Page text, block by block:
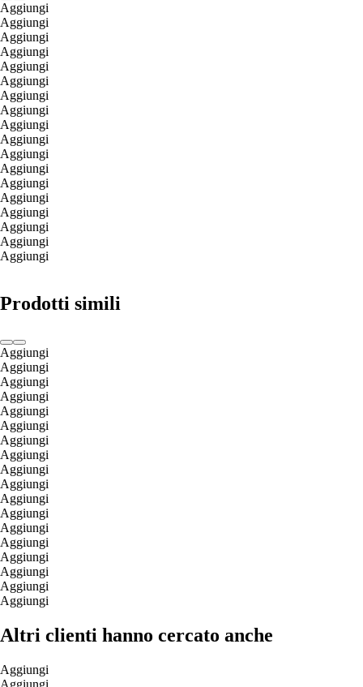
Aggiungi
Aggiungi
Aggiungi
Aggiungi
Aggiungi
Aggiungi
Aggiungi
Aggiungi
Aggiungi
Aggiungi
Aggiungi
Aggiungi
Aggiungi
Aggiungi
Aggiungi
Aggiungi
Aggiungi
Aggiungi
Prodotti simili
Aggiungi
Aggiungi
Aggiungi
Aggiungi
Aggiungi
Aggiungi
Aggiungi
Aggiungi
Aggiungi
Aggiungi
Aggiungi
Aggiungi
Aggiungi
Aggiungi
Aggiungi
Aggiungi
Aggiungi
Aggiungi
Altri clienti hanno cercato anche
Aggiungi
Aggiungi